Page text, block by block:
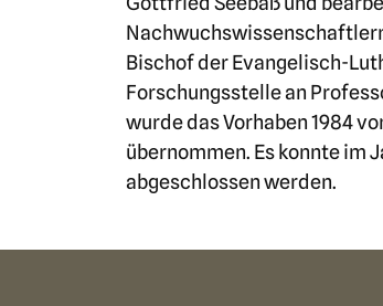
Bischof der Evangelisch-
Forschungsstelle an
wurde das Vorhaben 1984
übernommen. Es konnte im
abgeschlossen werden.